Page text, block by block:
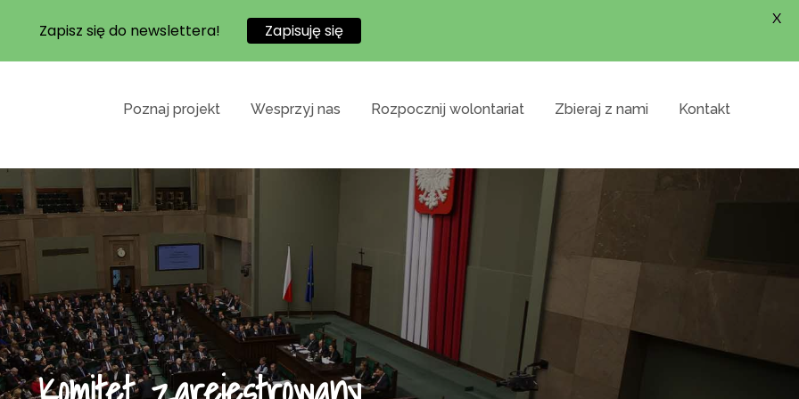
prosimy!
Poznaj projekt Wesprzyj nas Rozpocznij wolontariat Zbieraj z nami Kontakt
Zapisz się do newslettera! Zapisuję się
X